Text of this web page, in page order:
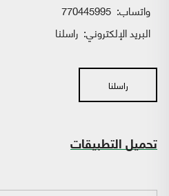
واتساب:
البريد الإلكتروني: راسلنا
راسلنا
تحميل التطبيقات